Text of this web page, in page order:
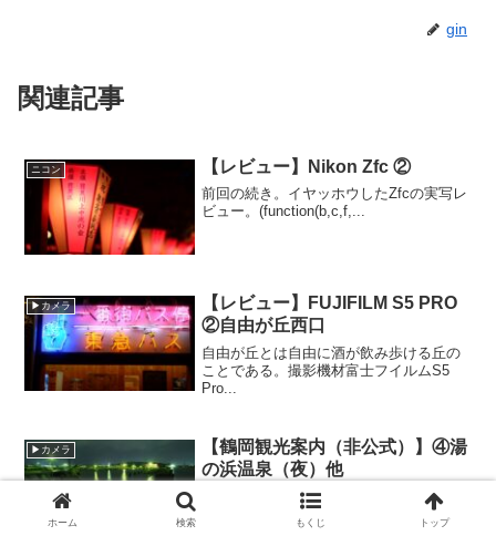
gin
関連記事
ニコン 【レビュー】Nikon Zfc ②
前回の続き。イヤッホウしたZfcの実写レ
ビュー。(function(b,c,f,...
▶カメラ
【レビュー】FUJIFILM S5 PRO
②自由が丘西口
自由が丘とは自由に酒が飲み歩ける丘の
ことである。撮影機材富士フイルムS5
Pro...
▶カメラ
【鶴岡観光案内（非公式）】④湯
の浜温泉（夜）他
鶴岡市の魅力を非公式に発信するコーナ
ー。日本海の夜の静寂（しじま）に身を
ホーム 検索 もくじ トップ